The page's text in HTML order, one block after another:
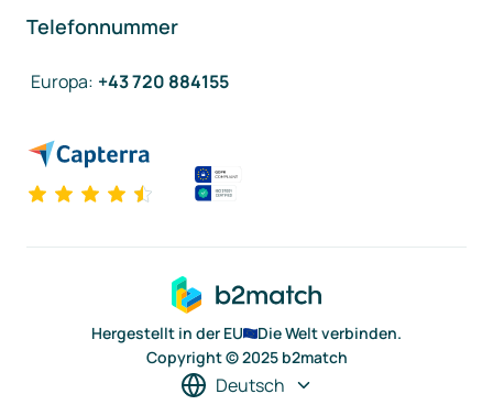
Telefonnummer
Europa: +43 720 884155
Hergestellt in der EU
Die Welt verbinden.
Copyright © 2025 b2match
Deutsch